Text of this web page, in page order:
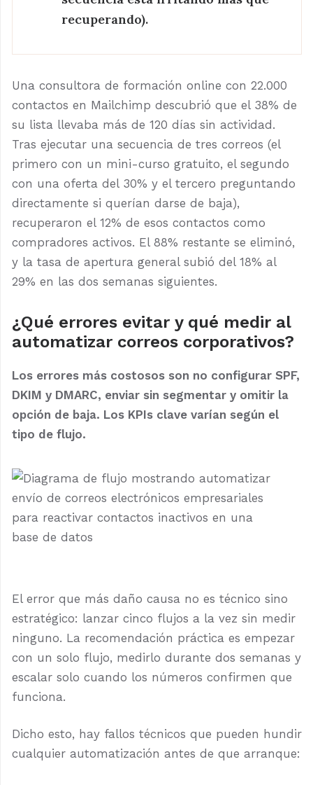
recuperando).
Una consultora de formación online con 22.000
contactos en Mailchimp descubrió que el 38% de
su lista llevaba más de 120 días sin actividad.
Tras ejecutar una secuencia de tres correos (el
primero con un mini-curso gratuito, el segundo
con una oferta del 30% y el tercero preguntando
directamente si querían darse de baja),
recuperaron el 12% de esos contactos como
compradores activos. El 88% restante se eliminó,
y la tasa de apertura general subió del 18% al
29% en las dos semanas siguientes.
¿Qué errores evitar y qué medir al
automatizar correos corporativos?
Los errores más costosos son no configurar SPF,
DKIM y DMARC, enviar sin segmentar y omitir la
opción de baja. Los KPIs clave varían según el
tipo de flujo.
El error que más daño causa no es técnico sino
estratégico: lanzar cinco flujos a la vez sin medir
ninguno. La recomendación práctica es empezar
con un solo flujo, medirlo durante dos semanas y
escalar solo cuando los números confirmen que
funciona.
Dicho esto, hay fallos técnicos que pueden hundir
cualquier automatización antes de que arranque: